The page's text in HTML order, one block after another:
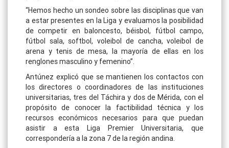
“Hemos hecho un sondeo sobre las disciplinas que van
a estar presentes en la Liga y evaluamos la posibilidad
de competir en baloncesto, béisbol, fútbol campo,
fútbol sala, softbol, voleibol de cancha, voleibol de
arena y tenis de mesa, la mayoría de ellas en los
renglones masculino y femenino”.
Antúnez explicó que se mantienen los contactos con
los directores o coordinadores de las instituciones
universitarias, tres del Táchira y dos de Mérida, con el
propósito de conocer la factibilidad técnica y los
recursos económicos necesarios para que puedan
asistir a esta Liga Premier Universitaria, que
correspondería a la zona 7 de la región andina.